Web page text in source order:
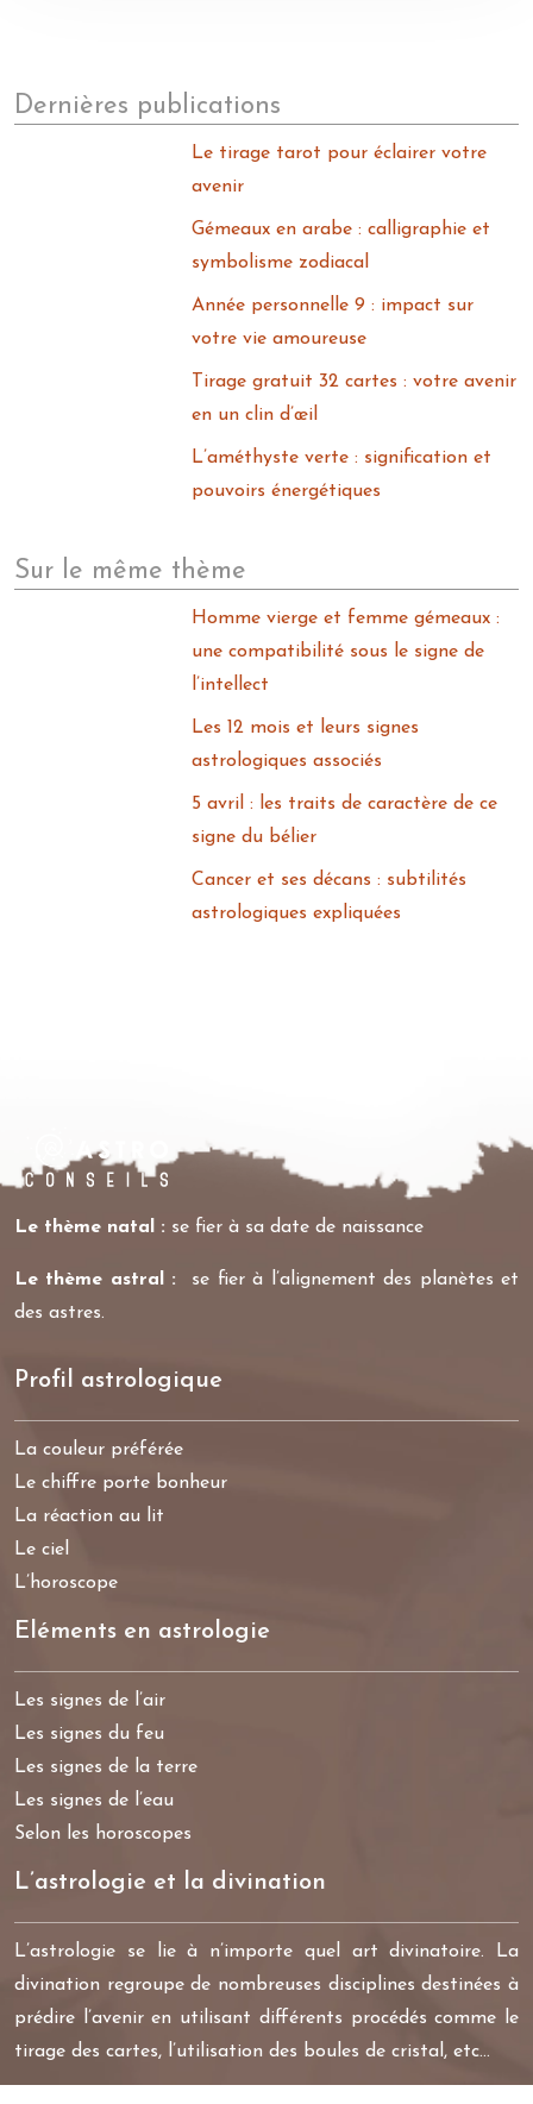
Dernières publications
Le tirage tarot pour éclairer votre
avenir
Gémeaux en arabe : calligraphie et
symbolisme zodiacal
Année personnelle 9 : impact sur
votre vie amoureuse
Tirage gratuit 32 cartes : votre avenir
en un clin d’œil
L’améthyste verte : signification et
pouvoirs énergétiques
Sur le même thème
Homme vierge et femme gémeaux :
une compatibilité sous le signe de
l’intellect
Les 12 mois et leurs signes
astrologiques associés
5 avril : les traits de caractère de ce
signe du bélier
Cancer et ses décans : subtilités
astrologiques expliquées
Le thème natal : se fier à sa date de naissance
Le thème astral :
se fier à l’alignement des planètes et
des astres.
Profil astrologique
La couleur préférée
Le chiffre porte bonheur
La réaction au lit
Le ciel
L’horoscope
Eléments en astrologie
Les signes de l’air
Les signes du feu
Les signes de la terre
Les signes de l’eau
Selon les horoscopes
L’astrologie et la divination
L’astrologie se lie à n’importe quel art divinatoire. La
divination regroupe de nombreuses disciplines destinées à
prédire l’avenir en utilisant différents procédés comme le
tirage des cartes, l’utilisation des boules de cristal, etc…